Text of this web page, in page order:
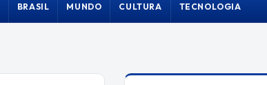
BRASIL MUNDO CULTURA TECNOLOGIA